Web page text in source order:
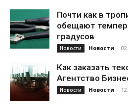
Почти как в
обещают
градусов
Новости Новости -
Как заказать
Агентство
Новости Новости -